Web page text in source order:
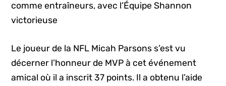
comme entraîneurs, avec l’Équipe Shannon
victorieuse
Le joueur de la NFL Micah Parsons s’est vu
décerner l’honneur de MVP à cet événement
amical où il a inscrit 37 points. Il a obtenu l’aide